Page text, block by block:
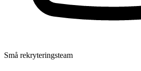
Små rekryteringsteam